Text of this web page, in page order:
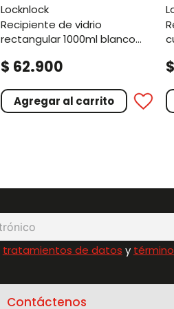
locknlock
recipiente de vidrio
rectangular 1000ml blanco
$ 62.900
Agregar al carrito
recipiente de vidrio
$
tratamientos de datos y
Contáctenos